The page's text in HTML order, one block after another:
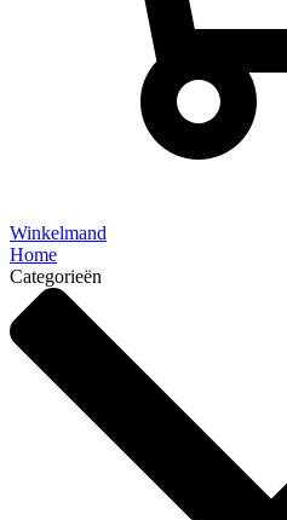
Winkelmand
Home
Categorieën